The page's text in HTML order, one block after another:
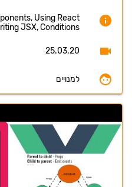
Using React
JSX, Conditions
25.03.20
למנויים